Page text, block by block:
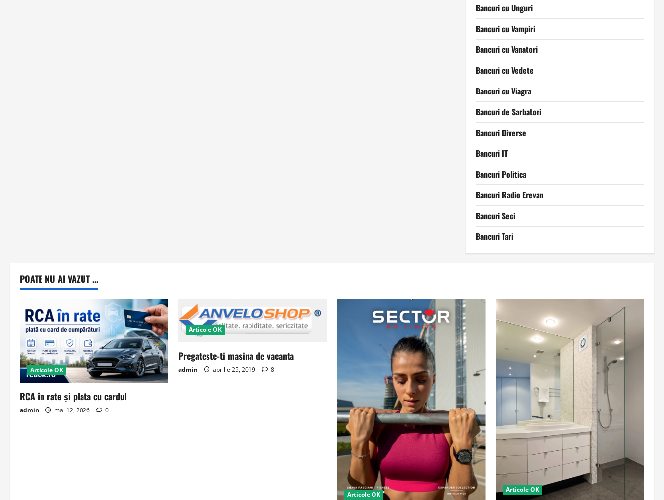
Bancuri cu Unguri
Bancuri cu Vampiri
Bancuri cu Vanatori
Bancuri cu Vedete
Bancuri cu Viagra
Bancuri de Sarbatori
Bancuri Diverse
Bancuri IT
Bancuri Politica
Bancuri Radio Erevan
Bancuri Seci
Bancuri Tari
POATE NU AI VAZUT ...
Articole OK
RCA în rate și plata cu cardul
admin mai 12, 2026 0
Articole OK
Pregateste-ti masina de vacanta
admin aprilie 25, 2019 8
Articole OK
Articole OK